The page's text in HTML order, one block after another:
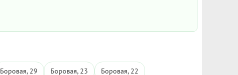
Боровая, 29 Боровая, 23 Боровая, 22